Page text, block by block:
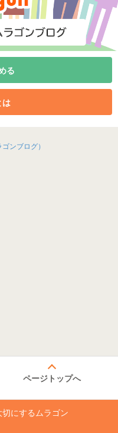
る
は
ンブログ）
ページトップへ
にするムラゴン